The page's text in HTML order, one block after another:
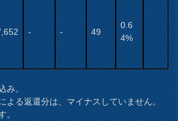
- - 49
0.6
4%
み。
よる返還分は、マイナスしていません。
。